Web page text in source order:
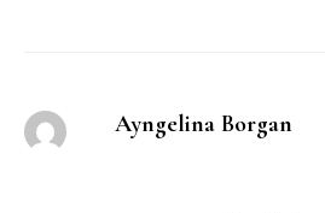
Ayngelina Borgan